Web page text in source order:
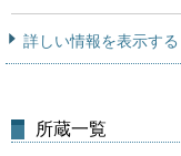
詳しい情報を表示する
所蔵一覧